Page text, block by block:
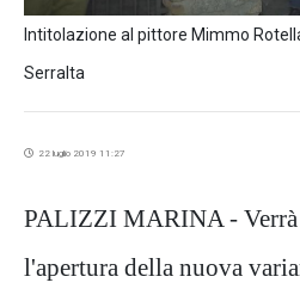
Intitolazione al pittore Mimmo
Serralta
22 luglio 2019 11:27
PALIZZI MARINA - Verrà
l'apertura della nuova